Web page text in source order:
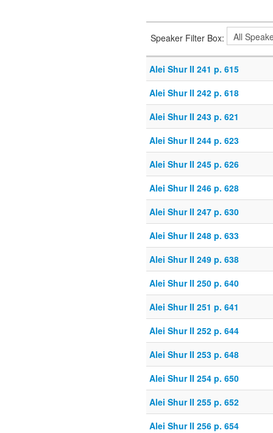
Speaker Filter Box:
Alei Shur II 241 p. 615
Alei Shur II 242 p. 618
Alei Shur II 243 p. 621
Alei Shur II 244 p. 623
Alei Shur II 245 p. 626
Alei Shur II 246 p. 628
Alei Shur II 247 p. 630
Alei Shur II 248 p. 633
Alei Shur II 249 p. 638
Alei Shur II 250 p. 640
Alei Shur II 251 p. 641
Alei Shur II 252 p. 644
Alei Shur II 253 p. 648
Alei Shur II 254 p. 650
Alei Shur II 255 p. 652
Alei Shur II 256 p. 654